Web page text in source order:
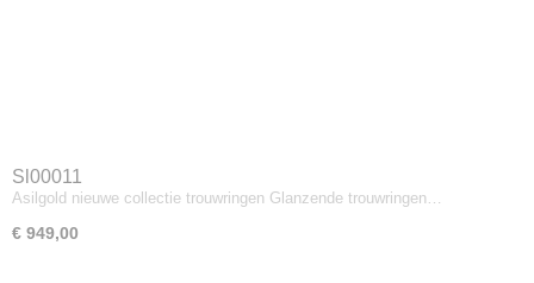
Sl00011
Asilgold nieuwe collectie trouwringen Glanzende trouwringen…
€ 949,00